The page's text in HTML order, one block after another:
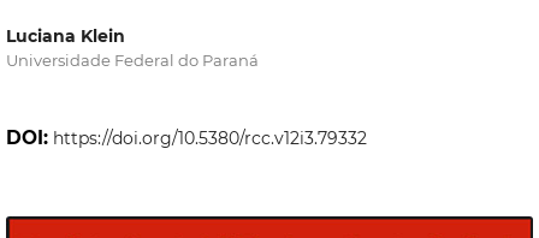
Luciana Klein
Universidade Federal do Paraná
DOI: https://doi.org/10.5380/rcc.v12i3.79332